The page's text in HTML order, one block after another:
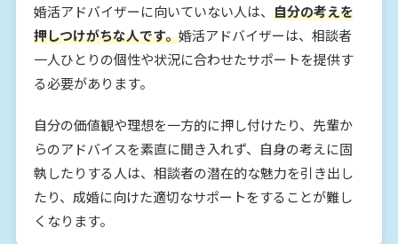
婚活アドバイザーに向いていない人は、 自分の考えを
押しつけがちな人です。婚活アドバイザーは、相談者
一人ひとりの個性や状況に合わせたサポートを提供す
る必要があります。
自分の価値観や理想を一方的に押し付けたり、先輩か
らのアドバイスを素直に聞き入れず、自身の考えに固
執したりする人は、相談者の潜在的な魅力を引き出し
たり、成婚に向けた適切なサポートをすることが難し
くなります。